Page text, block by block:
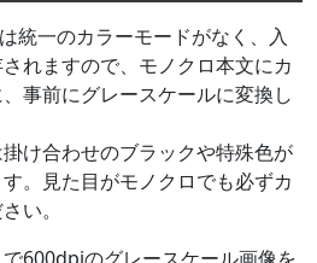
統一のカラーモードがなく、入
れますので、モノクロ本文にカ
事前にグレースケールに変換し
け合わせのブラックや特殊色が
。見た目がモノクロでも必ずカ
い。